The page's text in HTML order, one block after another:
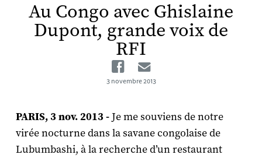
Au Congo avec Ghislaine
Dupont, grande voix de
RFI
Facebook
3 novembre 2013
PARIS, 3 nov. 2013 -Je me souviens de notre
virée nocturne dans la savane congolaise de
Lubumbashi, à la recherche d’un restaurant